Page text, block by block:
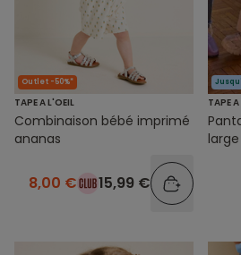
Outlet -50%*
TAPE A L'OEIL
Combinaison bébé imprimé
ananas
8,00 € 15,99 €
TAPE